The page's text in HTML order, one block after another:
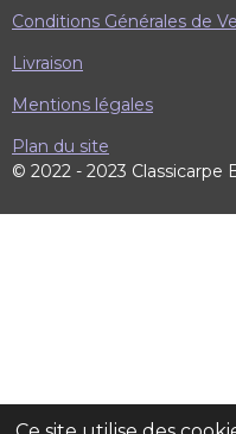
Conditions Générales de
Livraison
Mentions légales
Plan du site
© 2022 - 2023 Classicarpe